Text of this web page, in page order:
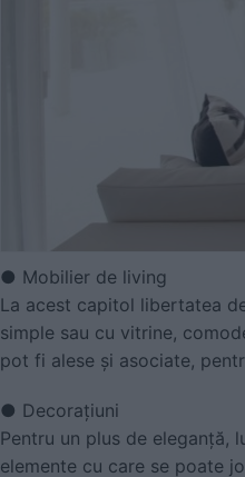
● Mobilier de living
La acest capitol libertatea
simple sau cu vitrine,
pot fi alese și asociate,
● Decorațiuni
Pentru un plus de eleganță,
elemente cu care se poate